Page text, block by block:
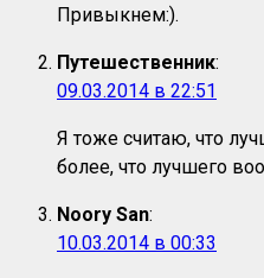
Привыкнем:).
Путешественник:
09.03.2014 в 22:51
Я тоже считаю, что
более, что лучшего
Noory San:
10.03.2014 в 00:33